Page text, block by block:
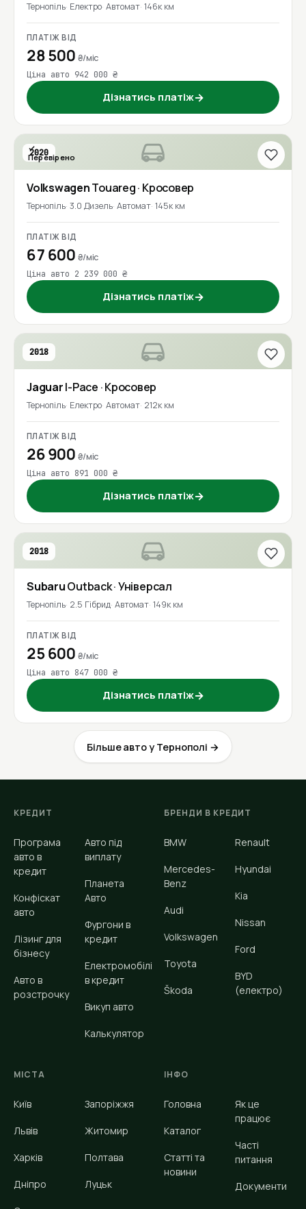
Тернопіль Електро Автомат 146к км
ПЛАТІЖ ВІД
28 500 ₴/міс
Ціна авто 942 000 ₴
Дізнатись платіж→
2020
Перевірено
VolkswagenTouareg· Кросовер
Тернопіль 3.0 Дизель Автомат 145к км
ПЛАТІЖ ВІД
67 600 ₴/міс
Ціна авто 2 239 000 ₴
Дізнатись платіж→
2018
JaguarI-Pace · Кросовер
Тернопіль Електро Автомат 212к км
ПЛАТІЖ ВІД
26 900 ₴/міс
Ціна авто 891 000 ₴
Дізнатись платіж→
2018
SubaruOutback· Універсал
Тернопіль 2.5 Гібрид Автомат 149к км
ПЛАТІЖ ВІД
25 600 ₴/міс
Ціна авто 847 000 ₴
Дізнатись платіж→
Більше авто у Тернополі →
КРЕДИТ
Програма
авто в
кредит
Конфіскат
авто
Лізинг для
бізнесу
Авто в
розстрочку
Авто під
виплату
Планета
Авто
Фургони в
кредит
Електромобілі
в кредит
Викуп авто
Калькулятор
БРЕНДИ В КРЕДИТ
BMW
Mercedes-
Benz
Audi
Volkswagen
Toyota
Škoda
Renault
Hyundai
Kia
Nissan
Ford
BYD
(електро)
МІСТА
Київ
Львів
Харків
Дніпро
Запоріжжя
Житомир
Полтава
Луцьк
ІНФО
Головна
Каталог
Статті та
новини
Як це
працює
Часті
питання
Документи